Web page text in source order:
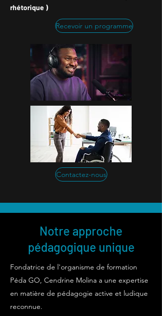
rhétorique )
Recevoir un programme
Contactez-nous
Notre approche
pédagogique unique
Fondatrice de l'organisme de formation
Péda GO, Cendrine Molina a une expertise
en matière de pédagogie active et ludique
reconnue.